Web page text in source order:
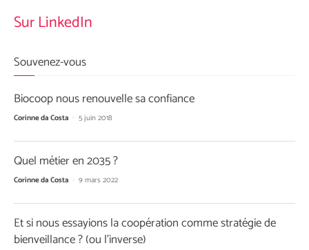
Sur LinkedIn
Souvenez-vous
Biocoop nous renouvelle sa confiance
Corinne da Costa - 5 juin 2018
Quel métier en 2035 ?
Corinne da Costa - 9 mars 2022
Et si nous essayions la coopération comme stratégie de
bienveillance ? (ou l’inverse)